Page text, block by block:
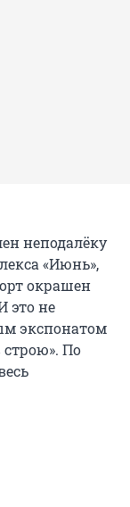
неподалёку
«Июнь»,
окрашен
это не
экспонатом
По